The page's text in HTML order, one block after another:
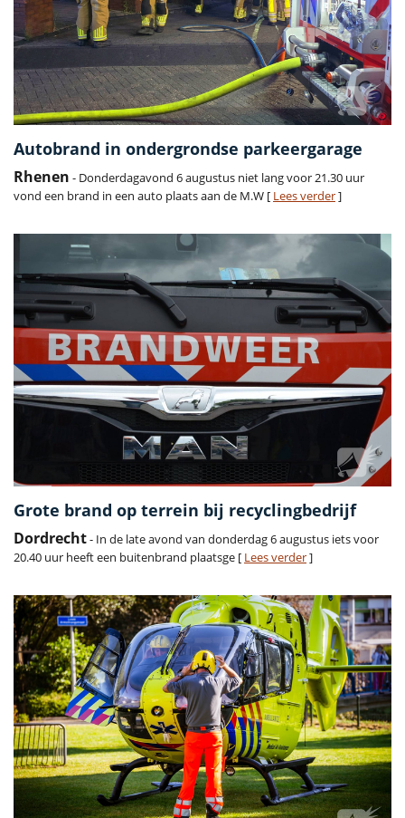
Autobrand in ondergrondse parkeergarage
Rhenen - Donderdagavond 6 augustus niet lang voor 21.30 uur
vond een brand in een auto plaats aan de M.W [ Lees verder]
Grote brand op terrein bij recyclingbedrijf
Dordrecht- In de late avond van donderdag 6 augustus iets voor
20.40 uur heeft een buitenbrand plaatsge [ Lees verder]